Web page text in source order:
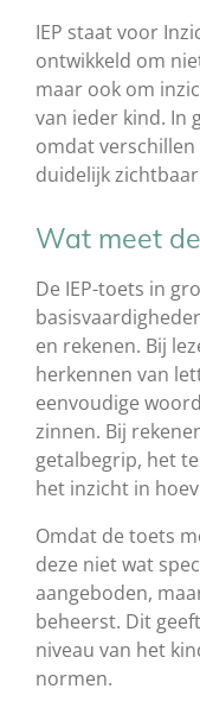
IEP staat voor
ontwikkeld om
maar ook om
van ieder kind. In
omdat
duidelijk
Wat meet
De IEP-toets in
en rekenen. Bij
herkennen van
eenvoudige
zinnen. Bij
getalbegrip, het
het inzicht in
Omdat de toets
deze niet wat
aangeboden,
beheerst. Dit
niveau van het
normen.